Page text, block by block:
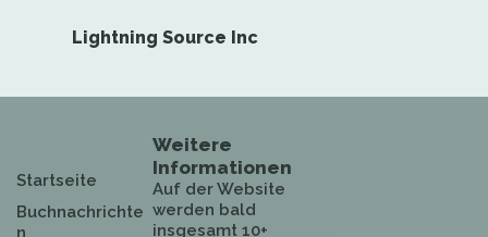
Lightning Source Inc
Startseite
Buchnachrichte
n
Weitere
Informationen
Auf der Website
werden bald
insgesamt 10+